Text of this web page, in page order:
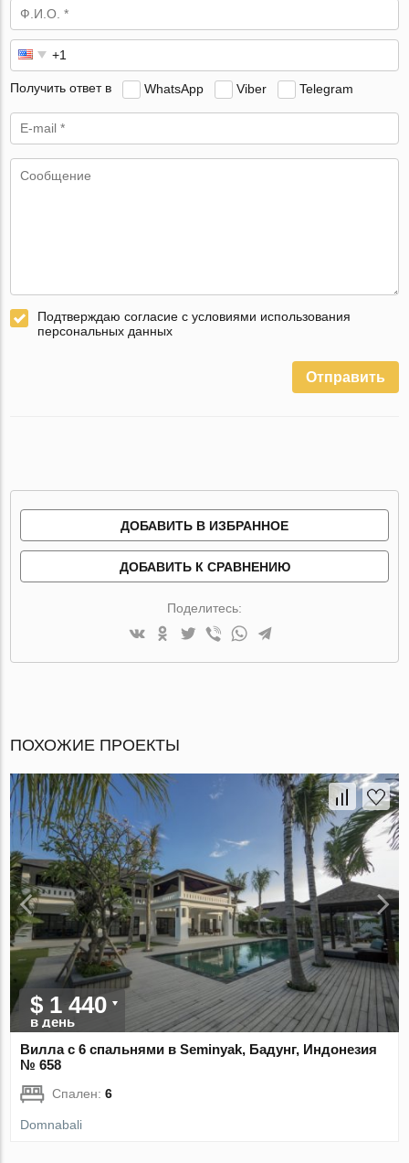
Получить ответ в WhatsApp Viber Telegram
Подтверждаю согласие с условиями использования
персональных данных
Отправить
ДОБАВИТЬ В ИЗБРАННОЕ
ДОБАВИТЬ К СРАВНЕНИЮ
Поделитесь:
ПОХОЖИЕ ПРОЕКТЫ
$ 1 440
в день
Вилла с 6 спальнями в Seminyak, Бадунг, Индонезия
№ 658
Спален:6
Domnabali